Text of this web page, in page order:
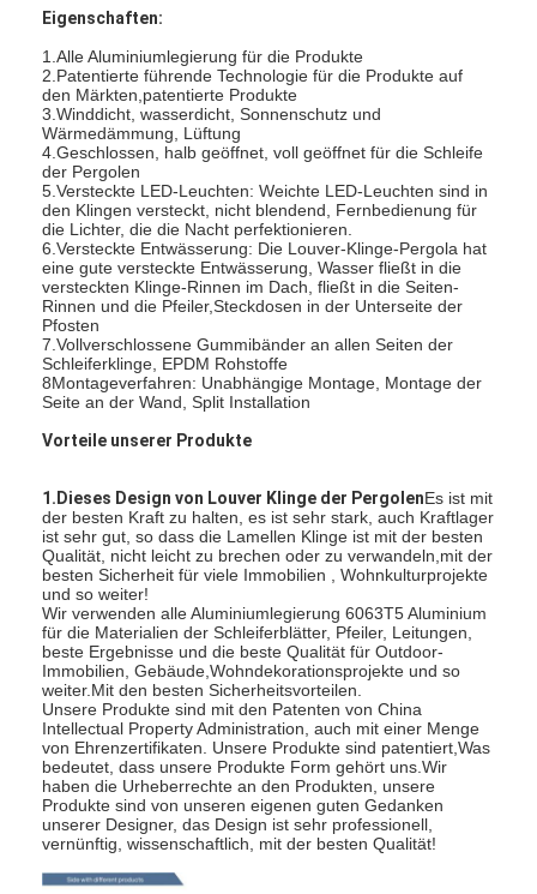
Videos
Über uns
Werksbesichtigung
Qualitätskontrolle
Neuigkeiten
Wir Reden Jetzt.
Eigenschaften:
1.Alle Aluminiumlegierung für die Produkte
2.Patentierte führende Technologie für die Produkte auf
den Märkten,patentierte Produkte
3.Winddicht, wasserdicht, Sonnenschutz und
Wärmedämmung, Lüftung
4.Geschlossen, halb geöffnet, voll geöffnet für die Schleife
der Pergolen
5.Versteckte LED-Leuchten: Weichte LED-Leuchten sind in
den Klingen versteckt, nicht blendend, Fernbedienung für
die Lichter, die die Nacht perfektionieren.
6.Versteckte Entwässerung: Die Louver-Klinge-Pergola hat
eine gute versteckte Entwässerung, Wasser fließt in die
versteckten Klinge-Rinnen im Dach, fließt in die Seiten-
Rinnen und die Pfeiler,Steckdosen in der Unterseite der
Pfosten
7.Vollverschlossene Gummibänder an allen Seiten der
Schleiferklinge, EPDM Rohstoffe
8Montageverfahren: Unabhängige Montage, Montage der
Seite an der Wand, Split Installation
Vorteile unserer Produkte
1.Dieses Design von Louver Klinge der PergolenEs ist mit
der besten Kraft zu halten, es ist sehr stark, auch Kraftlager
ist sehr gut, so dass die Lamellen Klinge ist mit der besten
Qualität, nicht leicht zu brechen oder zu verwandeln,mit der
besten Sicherheit für viele Immobilien , Wohnkulturprojekte
und so weiter!
Wir verwenden alle Aluminiumlegierung 6063T5 Aluminium
für die Materialien der Schleiferblätter, Pfeiler, Leitungen,
beste Ergebnisse und die beste Qualität für Outdoor-
Immobilien, Gebäude,Wohndekorationsprojekte und so
weiter.Mit den besten Sicherheitsvorteilen.
Unsere Produkte sind mit den Patenten von China
Intellectual Property Administration, auch mit einer Menge
von Ehrenzertifikaten. Unsere Produkte sind patentiert,Was
bedeutet, dass unsere Produkte Form gehört uns.Wir
haben die Urheberrechte an den Produkten, unsere
Produkte sind von unseren eigenen guten Gedanken
unserer Designer, das Design ist sehr professionell,
vernünftig, wissenschaftlich, mit der besten Qualität!